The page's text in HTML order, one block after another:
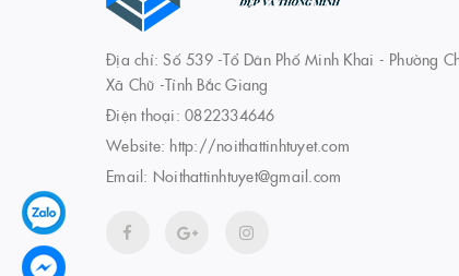
Địa chỉ: Số 539 -Tổ Dân Phố Minh Khai - Phường
Xã Chũ -Tỉnh Bắc Giang
Điện thoại: 0822334646
Website: http://noithattinhtuyet.com
Email: Noithattinhtuyet@gmail.com